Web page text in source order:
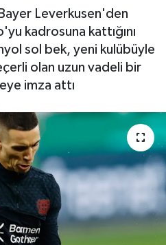
Leverkusen'den
kadrosuna kattığını
sol bek, yeni kulübüyle
olan uzun vadeli bir
imza attı